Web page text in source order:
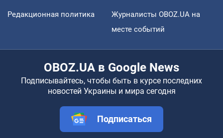
Редакционная политика
Журналисты OBOZ.UA на
месте событий
OBOZ.UA в Google News
Подписывайтесь, чтобы быть в курсе последних
новостей Украины и мира сегодня
Подписаться